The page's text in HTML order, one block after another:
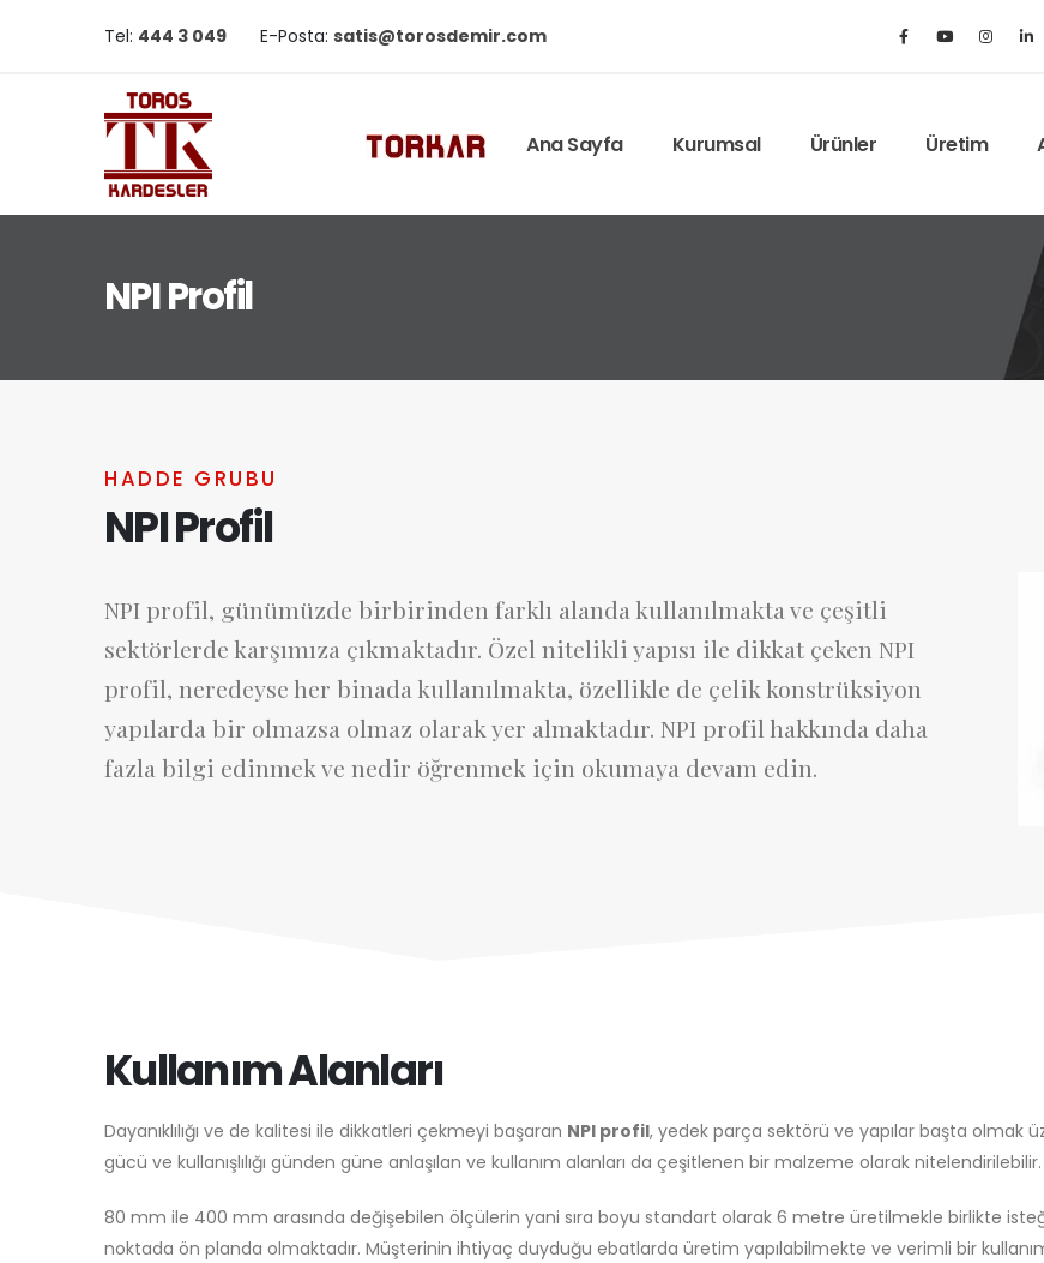
Tel: 444 3 049 E-Posta: satis@torosdemir.com
Ana Sayfa Kurumsal Ürünler Üretim
NPI Profil
HADDE GRUBU
NPI Profil
NPI profil, günümüzde birbirinden farklı alanda kullanılmakta ve çeşitli
sektörlerde karşımıza çıkmaktadır. Özel nitelikli yapısı ile dikkat çeken NPI
profil, neredeyse her binada kullanılmakta, özellikle de çelik konstrüksiyon
yapılarda bir olmazsa olmaz olarak yer almaktadır. NPI profil hakkında daha
fazla bilgi edinmek ve nedir öğrenmek için okumaya devam edin.
Kullanım Alanları
Dayanıklılığı ve de kalitesi ile dikkatleri çekmeyi başaran NPI profil, yedek parça sektörü ve yapılar başta olmak
gücü ve kullanışlılığı günden güne anlaşılan ve kullanım alanları da çeşitlenen bir malzeme olarak nitelendirilebilir.
80 mm ile 400 mm arasında değişebilen ölçülerin yani sıra boyu standart olarak 6 metre üretilmekle birlikte
noktada ön planda olmaktadır. Müşterinin ihtiyaç duyduğu ebatlarda üretim yapılabilmekte ve verimli bir